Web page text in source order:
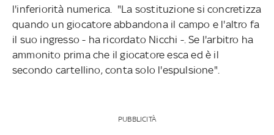
l'inferiorità numerica. "La sostituzione si concretizza
quando un giocatore abbandona il campo e l'altro fa
il suo ingresso - ha ricordato Nicchi -. Se l'arbitro ha
ammonito prima che il giocatore esca ed è il
secondo cartellino, conta solo l'espulsione".
PUBBLICITÀ